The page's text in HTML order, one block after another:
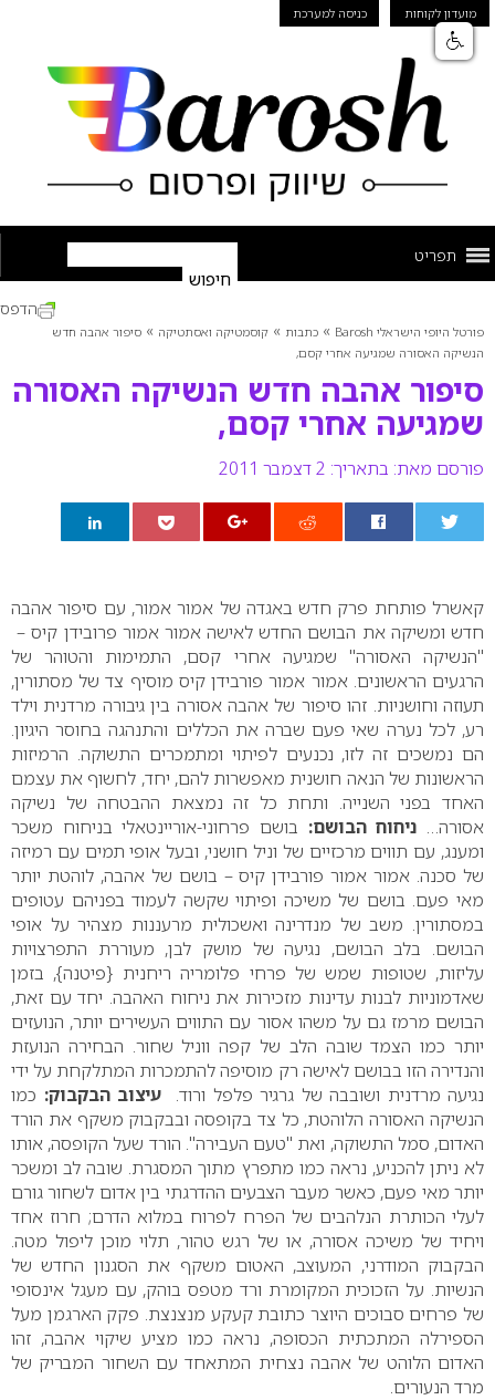
מועדון לקוחות כניסה למערכת
תפריט
פורטל היופי הישראלי Barosh » כתבות » קוסמטיקה ואסתטיקה » סיפור אהבה חדש
הנשיקה האסורה שמגיעה אחרי קסם,
סיפור אהבה חדש הנשיקה האסורה
שמגיעה אחרי קסם,
פורסם מאת: בתאריך: 2 דצמבר 2011
הדפס
קאשרל פותחת פרק חדש באגדה של אמור אמור, עם סיפור אהבה
חדש ומשיקה את הבושם החדש לאישה אמור אמור פרובידן קיס –
"הנשיקה האסורה" שמגיעה אחרי קסם, התמימות והטוהר של
הרגעים הראשונים. אמור אמור פורבידן קיס מוסיף צד של מסתורין,
תעוזה וחושניות. זהו סיפור של אהבה אסורה בין גיבורה מרדנית וילד
רע, לכל נערה שאי פעם שברה את הכללים והתנהגה בחוסר היגיון.
הם נמשכים זה לזו, נכנעים לפיתוי ומתמכרים התשוקה. הרמיזות
הראשונות של הנאה חושנית מאפשרות להם, יחד, לחשוף את עצמם
האחד בפני השנייה. ותחת כל זה נמצאת ההבטחה של נשיקה
אסורה… ניחוח הבושם: בושם פרחוני-אוריינטאלי בניחוח משכר
ומענג, עם תווים מרכזיים של וניל חושני, ובעל אופי תמים עם רמיזה
של סכנה. אמור אמור פורבידן קיס – בושם של אהבה, לוהטת יותר
מאי פעם. בושם של משיכה ופיתוי שקשה לעמוד בפניהם עטופים
במסתורין. משב של מנדרינה ואשכולית מרעננות מצהיר על אופי
הבושם. בלב הבושם, נגיעה של מושק לבן, מעוררת התפרצויות
עליזות, שטופות שמש של פרחי פלומריה ריחנית {פיטנה}, בזמן
שאדמוניות לבנות עדינות מזכירות את ניחוח האהבה. יחד עם זאת,
הבושם מרמז גם על משהו אסור עם התווים העשירים יותר, הנועזים
יותר כמו הצמד שובה הלב של קפה ווניל שחור. הבחירה הנועזת
והנדירה הזו בבושם לאישה רק מוסיפה להתמכרות המתלקחת על ידי
נגיעה מרדנית ושובבה של גרגיר פלפל ורוד. עיצוב הבקבוק: כמו
הנשיקה האסורה הלוהטת, כל צד בקופסה ובבקבוק משקף את הורד
האדום, סמל התשוקה, ואת "טעם העבירה". הורד שעל הקופסה, אותו
לא ניתן להכניע, נראה כמו מתפרץ מתוך המסגרת. שובה לב ומשכר
יותר מאי פעם, כאשר מעבר הצבעים ההדרגתי בין אדום לשחור גורם
לעלי הכותרת הנלהבים של הפרח לפרוח במלוא הדרם; חרוז אחד
ויחיד של משיכה אסורה, או של רגש טהור, תלוי מוכן ליפול מטה.
הבקבוק המודרני, המעוצב, האטום משקף את הסגנון החדש של
הנשיות. על הזכוכית המקומרת ורד מטפס בוהק, עם מעגל אינסופי
של פרחים סבוכים היוצר כתובת קעקע מנצנצת. פקק הארגמן מעל
הספירלה המתכתית הכסופה, נראה כמו מציע שיקוי אהבה, זהו
האדום הלוהט של אהבה נצחית המתאחד עם השחור המבריק של
מרד הנעורים.